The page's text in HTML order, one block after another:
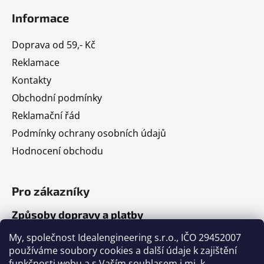
My, společnost Idealengineering s.r.o., IČO 29452007
používáme soubory cookies a další údaje k zajištění
Informace
Doprava od 59,- Kč
Reklamace
Kontakty
Obchodní podmínky
Reklamační řád
Podmínky ochrany osobních údajů
Hodnocení obchodu
Pro zákazníky
Způsoby dopravy a platby
Jak nakupovat